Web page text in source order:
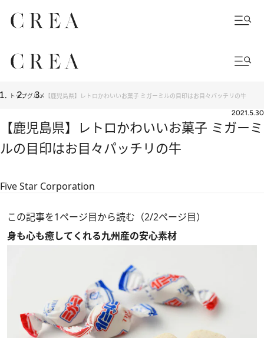
トップグルメ 【鹿児島県】レトロかわいいお菓子 ミガーミルの目印はお目々パッチリの牛
2021.5.30
【鹿児島県】レトロかわいいお菓子 ミガーミ
ルの目印はお目々パッチリの牛
Five Star Corporation
この記事を1ページ目から読む（2/2ページ目）
身も心も癒してくれる九州産の安心素材